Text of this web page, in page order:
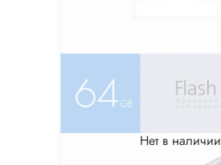
Нет в наличии